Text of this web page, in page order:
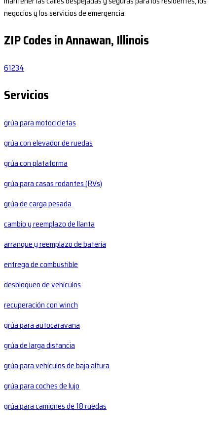
negocios y los servicios de emergencia.
ZIP Codes in Annawan, Illinois
61234
Servicios
grúa para motocicletas
grúa con elevador de ruedas
grúa con plataforma
grúa para casas rodantes (RVs)
grúa de carga pesada
cambio y reemplazo de llanta
arranque y reemplazo de batería
entrega de combustible
desbloqueo de vehículos
recuperación con winch
grúa para autocaravana
grúa de larga distancia
grúa para vehículos de baja altura
grúa para coches de lujo
grúa para camiones de 18 ruedas